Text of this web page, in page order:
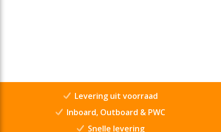
Levering uit voorraad
Inboard, Outboard & PWC
Snelle levering